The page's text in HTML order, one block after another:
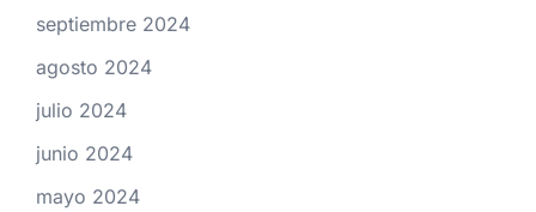
septiembre 2024
agosto 2024
julio 2024
junio 2024
mayo 2024